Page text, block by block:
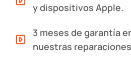
y dispositivos Apple.
3 meses de garantía
nuestras